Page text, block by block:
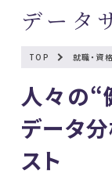
データ
TOP 就職・資格
人々の“
データ
スト